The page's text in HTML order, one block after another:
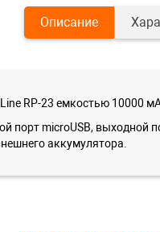
Описание
RP-23 емкостью 10000
порт microUSB,
аккумулятора.